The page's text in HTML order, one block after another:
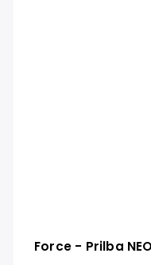
Force - Prilba